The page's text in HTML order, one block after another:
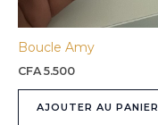
Boucle Amy
CFA5.500
AJOUTER AU PANIER